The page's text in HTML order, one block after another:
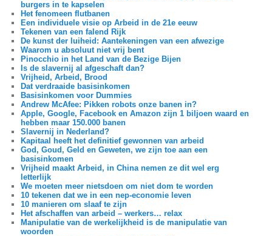
burgers in te kapselen
Het fenomeen flutbanen
Een individuele visie op Arbeid in de 21e eeuw
Tekenen van een falend Rijk
De kunst der luiheid: Aantekeningen van een afwezige
Waarom u absoluut niet vrij bent
Pinocchio in het Land van de Bezige Bijen
Is de slavernij al afgeschaft dan?
Vrijheid, Arbeid, Brood
Dat verdraaide basisinkomen
Basisinkomen voor Dummies
Andrew McAfee: Pikken robots onze banen in?
Apple, Google, Facebook en Amazon zijn 1 biljoen waard en
hebben maar 150.000 banen
Slavernij in Nederland?
Kapitaal heeft het definitief gewonnen van arbeid
God, Goud, Geld en Geweten, we zijn toe aan een
basisinkomen
Vrijheid maakt Arbeid, in China nemen ze dit wel erg
letterlijk
We moeten meer nietsdoen om niet dom te worden
10 tekenen dat we in een nep-economie leven
10 manieren om slaaf te zijn
Het afschaffen van arbeid – werkers… relax
Manipulatie van de werkelijkheid is de manipulatie van
woorden